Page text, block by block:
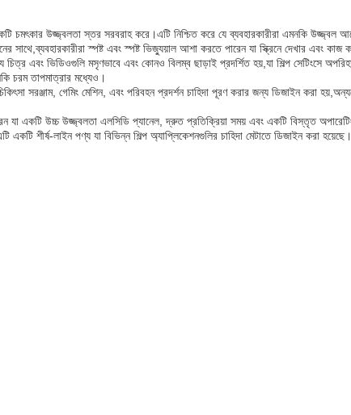
চমৎকার উজ্জ্বলতা স্তর সরবরাহ করে।এটি নিশ্চিত করে যে ব্যবহারকারীরা এমনকি
স্পষ্ট এবং স্পষ্ট ভিজ্যুয়াল আশা করতে পারেন যা স্ক্রিনে দেখার এবং কাজ
এবং ভিডিওগুলি মসৃণভাবে এবং কোনও বিলম্ব ছাড়াই প্রদর্শিত হয়,যা শিল্প সেটিংসে
চরম তাপমাত্রার মধ্যেও।
সরঞ্জাম, গেমিং মেশিন, এবং পরিবহন প্রদর্শন চাহিদা পূরণ করার জন্য ডিজাইন করা
যা একটি উচ্চ উজ্জ্বলতা এলসিডি প্যানেল, দ্রুত প্রতিক্রিয়া সময় এবং একটি বিস্তৃত
শীর্ষ-লাইন পণ্য যা বিভিন্ন শিল্প অ্যাপ্লিকেশনগুলির চাহিদা মেটাতে ডিজাইন করা হয়েছে।